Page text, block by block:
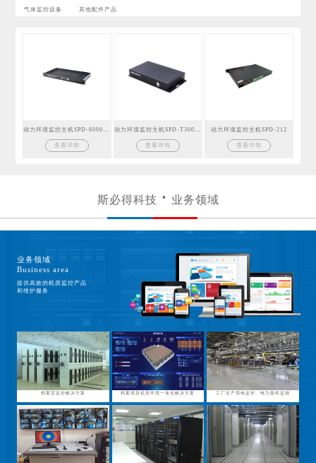
气体监控设备 其他配件产品
查看详情 查看详情
动力环境监控主机SPD-212
查看详情
斯必得科技 业务领域
业务领域
Business area
提供高效的机房监控产品
和维护服务
档案室监控解决方案 档案馆及机房环境一体化解决方案 工厂生产用电监控、电力能耗监测